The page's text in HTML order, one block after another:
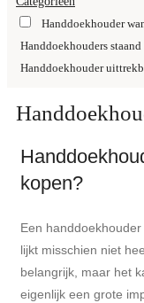
Handdoekhouder
Handdoekhouders staand
Handdoekhouder
kopen?
Een handdoekhouder
lijkt misschien niet
belangrijk, maar het
eigenlijk een grote